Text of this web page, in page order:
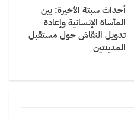
أحداث سبتة الأخيرة: بين
المأساة الإنسانية وإعادة
تدويل النقاش حول مستقبل
المدينتين